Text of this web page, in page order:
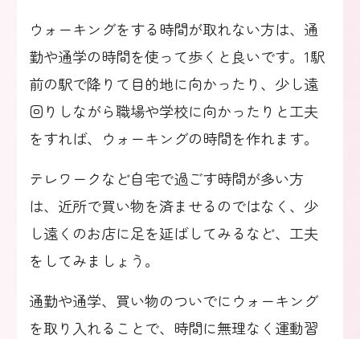
ウォーキングをする時間が取れない方は、通
勤や通学の時間を使って歩くと良いです。1駅
前の駅で降りて目的地に向かったり、少し遠
回りしながら職場や学校に向かったりと工夫
をすれば、ウォーキングの時間を作れます。
テレワークなど自宅で過ごす時間が多い方
は、近所で買い物を済ませるのではなく、少
し遠くのお店に足を延ばしてみるなど、工夫
をしてみましょう。
通勤や通学、買い物のついでにウォーキング
を取り入れることで、時間に無理なく運動習